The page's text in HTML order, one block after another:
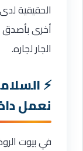
الحقيقية
أخرى بأصدق
الجار لجاره.
نعمل
في بيوت